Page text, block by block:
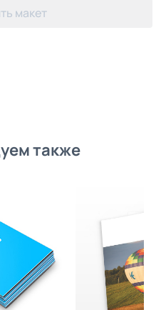
макет
также